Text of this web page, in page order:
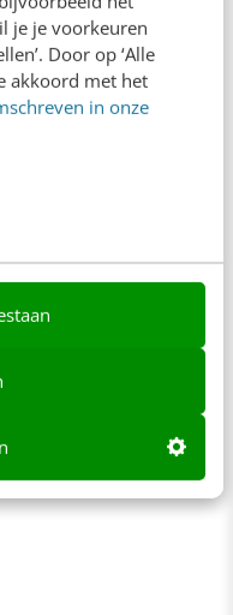
je je voorkeuren
Door op ‘Alle
akkoord met het
in onze